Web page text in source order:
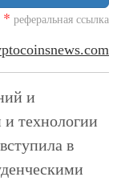
* реферальная ссылка
и
и технологии
в